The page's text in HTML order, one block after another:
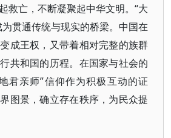
救亡，不断凝聚起中华文明。“大
贯通传统与现实的桥梁。中国在
成王权，又带着相对完整的族群
共和国的历程。在国家与社会的
君亲师”信仰作为积极互动的证
图景，确立存在秩序，为民众提